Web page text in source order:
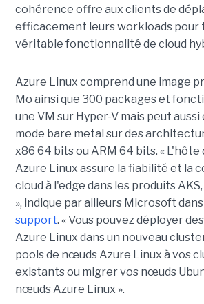
cohérence offre aux clients de
efficacement leurs workloads pour
véritable fonctionnalité de cloud
Azure Linux comprend une image
Mo ainsi que 300 packages et
une VM sur Hyper-V mais peut
mode bare metal sur des
x86 64 bits ou ARM 64 bits. «
Azure Linux assure la fiabilité et la
cloud à l'edge dans les produits
», indique par ailleurs Microsoft
support. « Vous pouvez déployer
Azure Linux dans un nouveau
pools de nœuds Azure Linux à vos
existants ou migrer vos nœuds
nœuds Azure Linux ».